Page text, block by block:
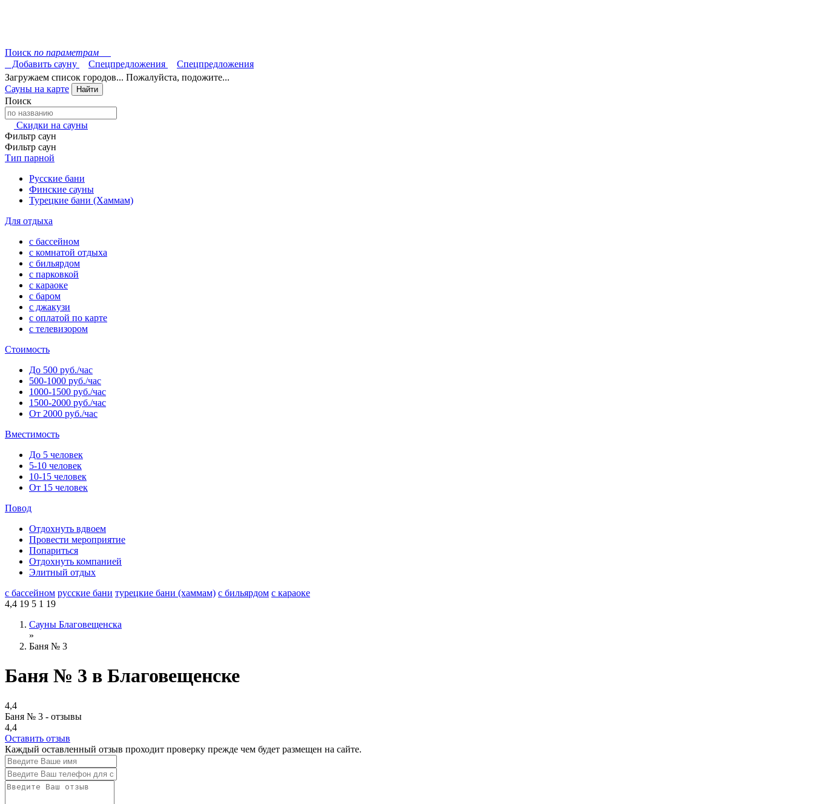
Поиск по параметрам
Добавить сауну
Спецпредложения
Спецпредложения
Загружаем список городов... Пожалуйста, подожите...
Сауны на карте
Найти
Поиск
Скидки на сауны
Фильтр саун
Фильтр саун
Тип парной
Русские бани
Финские сауны
Турецкие бани (Хаммам)
Для отдыха
с бассейном
с комнатой отдыха
с бильярдом
с парковкой
с караоке
с баром
с джакузи
с оплатой по карте
с телевизором
Стоимость
До 500 руб./час
500-1000 руб./час
1000-1500 руб./час
1500-2000 руб./час
От 2000 руб./час
Вместимость
До 5 человек
5-10 человек
10-15 человек
От 15 человек
Повод
Отдохнуть вдвоем
Провести мероприятие
Попариться
Отдохнуть компанией
Элитный отдых
с бассейном русские бани турецкие бани (хаммам) с бильярдом с караоке
4,4 19 5 1 19
Сауны Благовещенска
»
Баня № 3
Баня № 3 в Благовещенске
4,4
Баня № 3 - отзывы
4,4
Оставить отзыв
Каждый оставленный отзыв проходит проверку прежде чем будет размещен на сайте.